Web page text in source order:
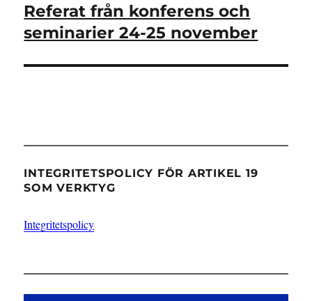
Nästa
inlägg:
Referat från konferens och
seminarier 24-25 november
INTEGRITETSPOLICY FÖR ARTIKEL 19
SOM VERKTYG
Integritetspolicy